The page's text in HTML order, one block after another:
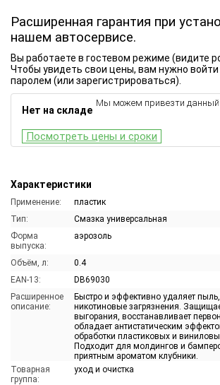
Расширенная гарантия при
нашем автосервисе.
Характеристики
Применение:
пластик
Тип:
Смазка универсальная
Форма
выпуска:
аэрозоль
Объём, л:
0.4
EAN-13:
DB69030
Расширенное
описание:
Быстро и эффективно удаляет
никотиновые загрязнения.
выгорания, восстанавливает
обладает антистатическим
обработки пластиковых и
Подходит для молдингов и
приятным ароматом клубники.
Товарная
группа:
уход и очистка
Вы работаете в гостевом режиме (видите
Чтобы увидеть свои цены, вам нужно
паролем (или зарегистрироваться).
Нет на складе
Мы можем привезти данный
Посмотреть цены и сроки